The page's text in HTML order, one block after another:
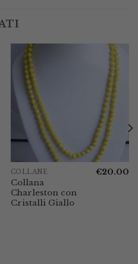
COLLANE
Collana
Charleston con
Cristalli Giallo
€20.00